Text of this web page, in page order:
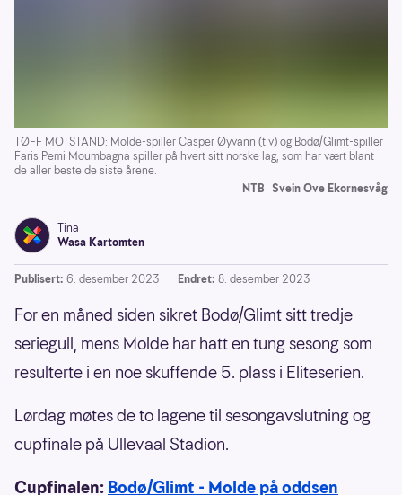
TØFF MOTSTAND: Molde-spiller Casper Øyvann (t.v) og Bodø/Glimt-spiller
Faris Pemi Moumbagna spiller på hvert sitt norske lag, som har vært blant
de aller beste de siste årene.
NTB Svein Ove Ekornesvåg
Tina
Wasa Kartomten
Publisert: 6. desember 2023 Endret: 8. desember 2023
For en måned siden sikret Bodø/Glimt sitt tredje
seriegull, mens Molde har hatt en tung sesong som
resulterte i en noe skuffende 5. plass i Eliteserien.
Lørdag møtes de to lagene til sesongavslutning og
cupfinale på Ullevaal Stadion.
Cupfinalen: Bodø/Glimt - Molde på oddsen